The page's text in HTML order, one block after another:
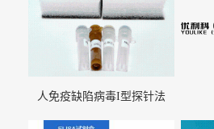
人免疫缺陷病毒I型探针法